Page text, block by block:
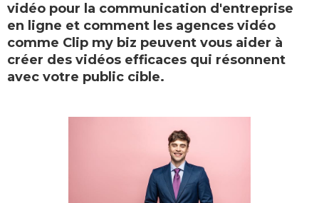
vidéo pour la communication d'entreprise
en ligne et comment les agences vidéo
comme Clip my biz peuvent vous aider à
créer des vidéos efficaces qui résonnent
avec votre public cible.